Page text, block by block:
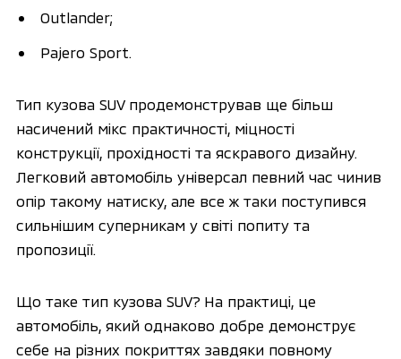
Outlander;
Pajero Sport.
Тип кузова SUV продемонстрував ще більш
насичений мікс практичності, міцності
конструкції, прохідності та яскравого дизайну.
Легковий автомобіль універсал певний час чинив
опір такому натиску, але все ж таки поступився
сильнішим суперникам у світі попиту та
пропозиції.
Що таке тип кузова SUV? На практиці, це
автомобіль, який однаково добре демонструє
себе на різних покриттях завдяки повному